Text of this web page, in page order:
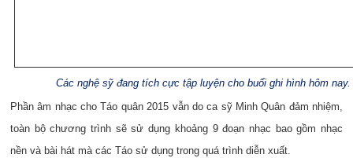
Các nghệ sỹ đang tích cực tập luyện cho buổi ghi hình hôm nay.
Phần âm nhạc cho Táo quân 2015 vẫn do ca sỹ Minh Quân đảm nhiệm,
toàn bộ chương trình sẽ sử dụng khoảng 9 đoạn nhạc bao gồm nhạc
nền và bài hát mà các Táo sử dụng trong quá trình diễn xuất.